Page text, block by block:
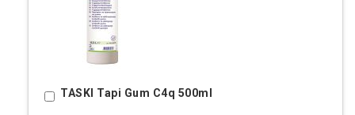
TASKI Tapi Gum C4q 500ml
Ostoskoriin